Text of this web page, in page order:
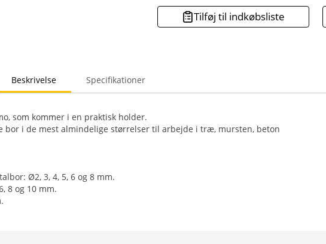
Tilføj til indkøbsliste
Beskrivelse Specifikationer
som kommer i en praktisk holder.
i de mest almindelige størrelser til arbejde i træ, mursten, beton
Ø2, 3, 4, 5, 6 og 8 mm.
8 og 10 mm.